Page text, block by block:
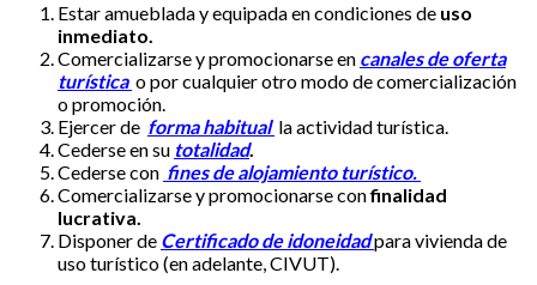
Estar amueblada y equipada en condiciones de uso
inmediato.
Comercializarse y promocionarse en canales de oferta
turística o por cualquier otro modo de comercialización
o promoción.
Ejercer de forma habitual la actividad turística.
Cederse en su totalidad.
Cederse con fines de alojamiento turístico.
Comercializarse y promocionarse confinalidad
lucrativa.
Disponer de Certificado de idoneidadpara vivienda de
uso turístico (en adelante, CIVUT).